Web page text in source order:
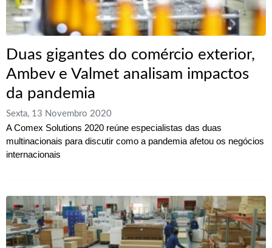
Duas gigantes do comércio exterior,
Ambev e Valmet analisam impactos
da pandemia
Sexta, 13 Novembro 2020
A Comex Solutions 2020 reúne especialistas das duas
multinacionais para discutir como a pandemia afetou os negócios
internacionais